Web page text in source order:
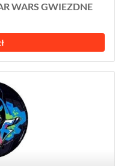
WARS GWIEZDNE